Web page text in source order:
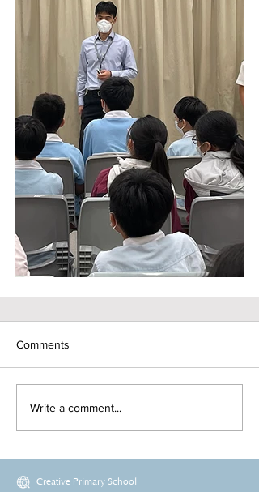
Comments
Write a comment...
Creative Primary School